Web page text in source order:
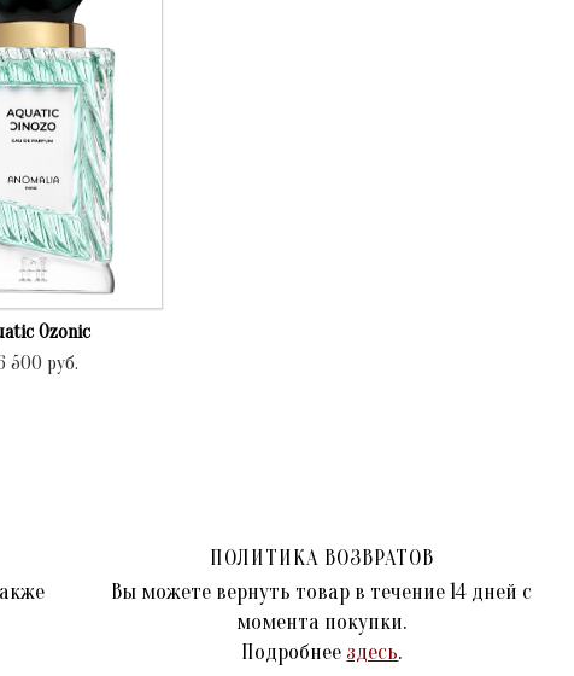
Ozonic
500руб.
ПОЛИТИКА ВОЗВРАТОВ
Вы можете вернуть товар в течение 14 дней с
момента покупки.
Подробнее здесь.